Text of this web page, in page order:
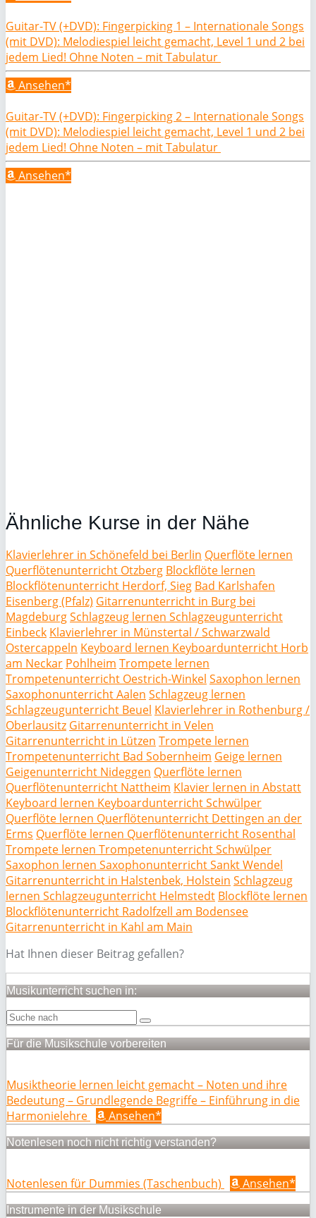
Guitar-TV (+DVD): Fingerpicking 1 – Internationale Songs
(mit DVD): Melodiespiel leicht gemacht, Level 1 und 2 bei
jedem Lied! Ohne Noten – mit Tabulatur
Ansehen*
Guitar-TV (+DVD): Fingerpicking 2 – Internationale Songs
(mit DVD): Melodiespiel leicht gemacht, Level 1 und 2 bei
jedem Lied! Ohne Noten – mit Tabulatur
Ansehen*
Ähnliche Kurse in der Nähe
Klavierlehrer in Schönefeld bei Berlin Querflöte lernen
Querflötenunterricht Otzberg Blockflöte lernen
Blockflötenunterricht Herdorf, Sieg Bad Karlshafen
Eisenberg (Pfalz) Gitarrenunterricht in Burg bei
MagdeburgSchlagzeug lernen Schlagzeugunterricht
Einbeck Klavierlehrer in Münstertal / Schwarzwald
Ostercappeln Keyboard lernen Keyboardunterricht Horb
am Neckar Pohlheim Trompete lernen
Trompetenunterricht Oestrich-Winkel Saxophon lernen
Saxophonunterricht Aalen Schlagzeug lernen
Schlagzeugunterricht Beuel Klavierlehrer in Rothenburg /
Oberlausitz Gitarrenunterricht in Velen
Gitarrenunterricht in Lützen Trompete lernen
Trompetenunterricht Bad Sobernheim Geige lernen
Geigenunterricht Nideggen Querflöte lernen
Querflötenunterricht Nattheim Klavier lernen in Abstatt
Keyboard lernen Keyboardunterricht Schwülper
Querflöte lernen Querflötenunterricht Dettingen an der
Erms Querflöte lernen Querflötenunterricht Rosenthal
Trompete lernen Trompetenunterricht Schwülper
Saxophon lernen Saxophonunterricht Sankt Wendel
Gitarrenunterricht in Halstenbek, Holstein Schlagzeug
lernen Schlagzeugunterricht Helmstedt Blockflöte lernen
Blockflötenunterricht Radolfzell am Bodensee
Gitarrenunterricht in Kahl am Main
Hat Ihnen dieser Beitrag gefallen?
Musikunterricht suchen in:
Für die Musikschule vorbereiten
Musiktheorie lernen leicht gemacht – Noten und ihre
Bedeutung – Grundlegende Begriffe – Einführung in die
Harmonielehre
Ansehen*
Notenlesen noch nicht richtig verstanden?
Notenlesen für Dummies (Taschenbuch) Ansehen*
Instrumente in der Musikschule